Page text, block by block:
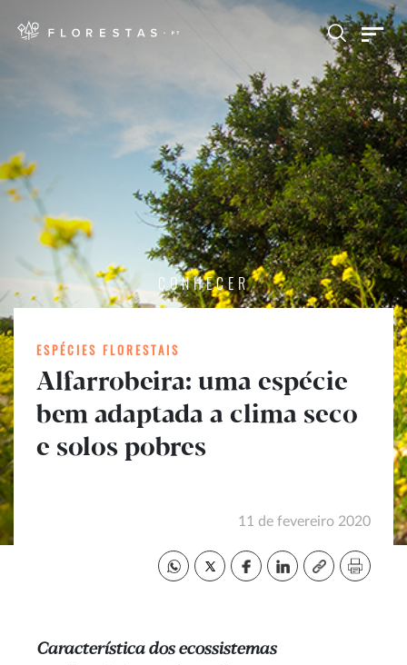
CONHECER
ESPÉCIES FLORESTAIS
Alfarrobeira: uma espécie
bem adaptada a clima seco
e solos pobres
11 de fevereiro 2020
Característica dos ecossistemas